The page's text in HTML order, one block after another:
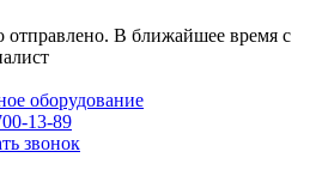
В ближайшее время с
13-89
звонок